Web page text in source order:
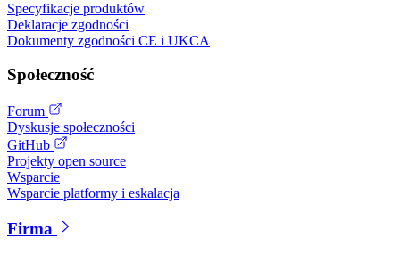
Specyfikacje produktów
Deklaracje zgodności
Dokumenty zgodności CE i UKCA
Społeczność
Forum
Dyskusje społeczności
GitHub
Projekty open source
Wsparcie
Wsparcie platformy i eskalacja
Firma